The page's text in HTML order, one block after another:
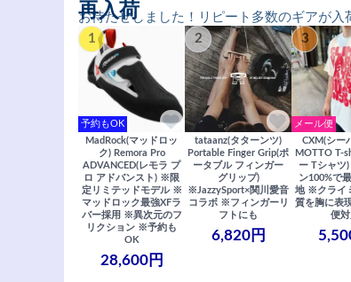
お待たせしました！リピート多数のギアが入
再入荷
1
予約もOK
MadRock(マッドロッ
ク) Remora Pro
ADVANCED(レモラ プ
ロ アドバンスト) ※限
定リミテッドモデル ※
マッドロック最強XFラ
バー採用 ※異次元のフ
リクション ※予約も
OK
28,600円
2
tataanz(タターンツ)
Portable Finger Grip(ポ
ータブル フィンガー
グリップ)
※JazzySport×関川愛音
コラボ ※フィンガーリ
フトにも
6,820円
3
メール便
CXM(シー
MOTTO T-
ー Tシャツ
ン100%で
地 ※クライ
質を胸に表
便